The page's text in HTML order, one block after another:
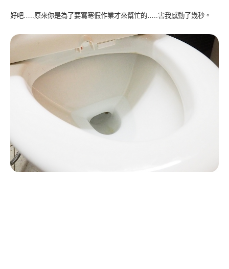
好吧…..原來你是為了要寫寒假作業才來幫忙的…..害我感動了幾秒。